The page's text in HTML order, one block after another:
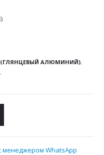
(ГЛЯНЦЕВЫЙ АЛЮМИНИЙ),
,
менеджером WhatsApp